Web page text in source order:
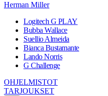
Herman Miller
Logitech G PLAY
Bubba Wallace
Suellio Almeida
Bianca Bustamante
Lando Norris
G Challenge
OHJELMISTOT
TARJOUKSET